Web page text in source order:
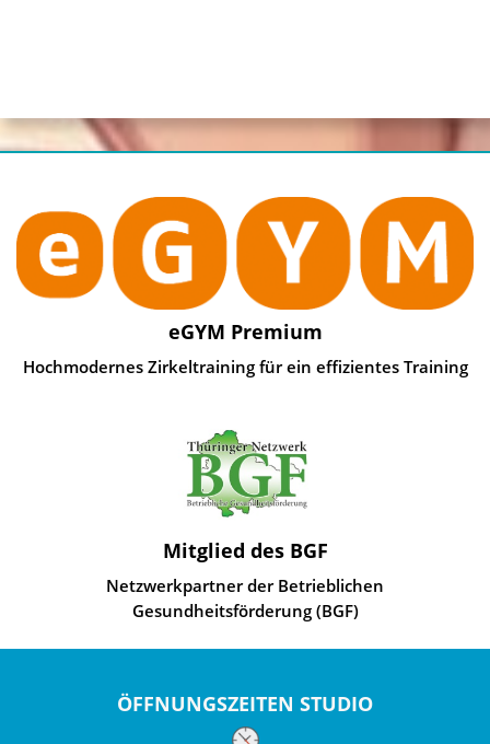
eGYM Premium
Hochmodernes Zirkeltraining für ein effizientes Training
Mitglied des BGF
Netzwerkpartner der Betrieblichen
Gesundheitsförderung (BGF)
ÖFFNUNGSZEITEN STUDIO